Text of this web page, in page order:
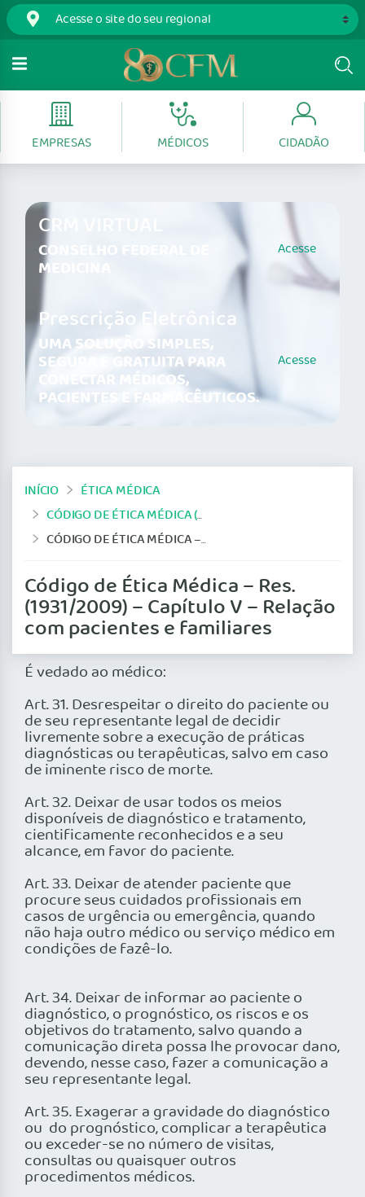
EMPRESAS MÉDICOS CIDADÃO
CRM VIRTUAL
CONSELHO FEDERAL DE
MEDICINA
Acesse
Prescrição Eletrônica
UMA SOLUÇÃO SIMPLES,
SEGURA E GRATUITA PARA
CONECTAR MÉDICOS,
PACIENTES E FARMACÊUTICOS.
Acesse
INÍCIO
ÉTICA MÉDICA
CÓDIGO DE ÉTICA MÉDICA (2009/2010)
CÓDIGO DE ÉTICA MÉDICA – RES. (1931/2009) – CAPÍTULO V – RELAÇÃO COM PACIENTES E FAMILIARES
Código de Ética Médica – Res.
(1931/2009) – Capítulo V – Relação
com pacientes e familiares
É vedado ao médico:
Art. 31. Desrespeitar o direito do paciente ou
de seu representante legal de decidir
livremente sobre a execução de práticas
diagnósticas ou terapêuticas, salvo em caso
de iminente risco de morte.
Art. 32. Deixar de usar todos os meios
disponíveis de diagnóstico e tratamento,
cientificamente reconhecidos e a seu
alcance, em favor do paciente.
Art. 33. Deixar de atender paciente que
procure seus cuidados profissionais em
casos de urgência ou emergência, quando
não haja outro médico ou serviço médico em
condições de fazê-lo.
Art. 34. Deixar de informar ao paciente o
diagnóstico, o prognóstico, os riscos e os
objetivos do tratamento, salvo quando a
comunicação direta possa lhe provocar dano,
devendo, nesse caso, fazer a comunicação a
seu representante legal.
Art. 35. Exagerar a gravidade do diagnóstico
ou do prognóstico, complicar a terapêutica
ou exceder-se no número de visitas,
consultas ou quaisquer outros
procedimentos médicos.